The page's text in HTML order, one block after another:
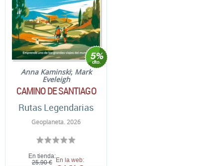
Anna Kaminski; Mark
Eveleigh
CAMINO DE SANTIAGO
Rutas Legendarias
Geoplaneta. 2026
En tienda:
25,90 € En la web: